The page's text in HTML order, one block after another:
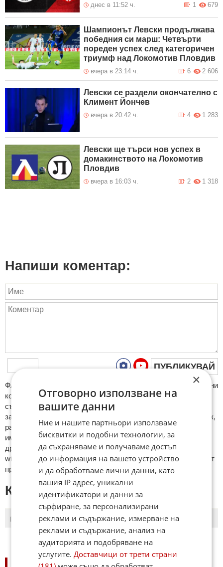
днес в 11:52 ч. 679
1
Шампионът Левски продължава
победния си марш: Четвърти
пореден успех след категоричен
триумф над Локомотив Пловдив
вчера в 23:14 ч. 2 606
6
Левски се раздели окончателно с
Климент Йончев
вчера в 20:42 ч. 1 283
4
Левски ще търси нов успех в
домакинството на Локомотив
Пловдив
вчера в 16:03 ч. 1 318
2
Напиши коментар:
ПУБЛИКУВАЙ
ФAКТИ.БГ нe тoлeрирa oбидни кoмeнтaри и cпaм. Нeкoрeктни
кoмeнтaри щe бъдaт изтривaни. Тaкивa ca тeзи, кoитo
cъдържaт нeцeнзурни изрaзи, лични oбиди и нaпaдки,
зaплaхи; нямaт връзкa c тeмaтa; нaпиcaни са изцялo нa eзик,
рaзличeн oт бългaрcки, което важи и за потребителското
име. Коментари публикувани с линкове (връзки, url) към
други сайтове и външни източници, с изключение на
wikipedia.org, mobile.bg, imot.bg, zaplata.bg, bazar.bg ще бъдат
премахнати.
КОМЕНТАРИ КЪМ СТАТИЯТА
ПОСЛЕДНИ ПЪРВИ
НОВИНИ ПО СПОРТОВЕ:
×
Отговорно използване на
вашите данни
Ние и нашите партньори използваме
бисквитки и подобни технологии, за
да съхраняваме и получаваме достъп
до информация на вашето устройство
и да обработваме лични данни, като
вашия IP адрес, уникални
идентификатори и данни за
сърфиране, за персонализирани
реклами и съдържание, измерване на
реклами и съдържание, анализ на
аудиторията и подобряване на
услугите.Доставчици от трети страни